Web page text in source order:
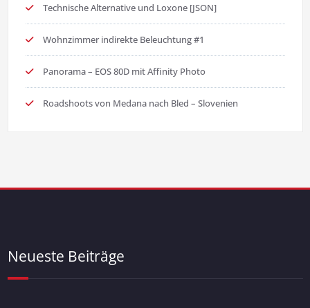
Technische Alternative und Loxone [JSON]
Wohnzimmer indirekte Beleuchtung #1
Panorama – EOS 80D mit Affinity Photo
Roadshoots von Medana nach Bled – Slovenien
Neueste Beiträge